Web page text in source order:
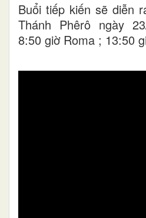
Buổi tiếp kiến sẽ diễn
Thánh Phêrô ngày
8:50 giờ Roma ; 13:50